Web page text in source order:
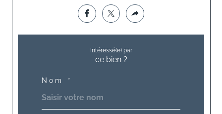
Intéressé(e) par
ce bien ?
Nom *